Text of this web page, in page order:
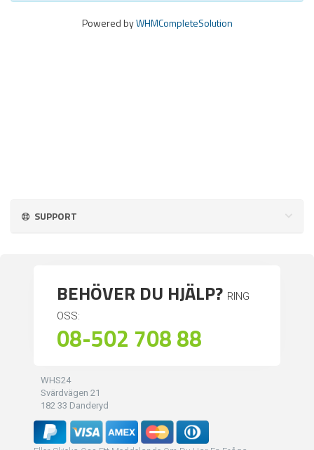
Powered byWHMCompleteSolution
SUPPORT
BEHÖVER DU HJÄLP? RING
OSS:
08-502 708 88
WHS24
Svärdvägen 21
182 33 Danderyd